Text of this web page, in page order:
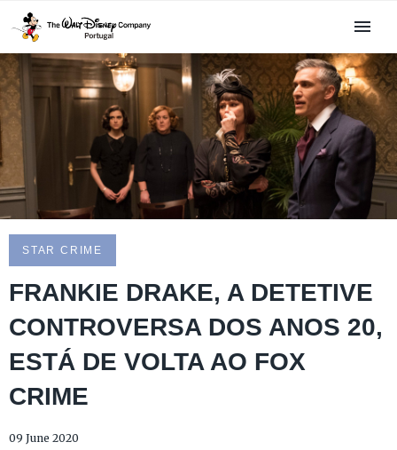
STAR CRIME
FRANKIE DRAKE, A DETETIVE
CONTROVERSA DOS ANOS 20,
ESTÁ DE VOLTA AO FOX
CRIME
09 June 2020